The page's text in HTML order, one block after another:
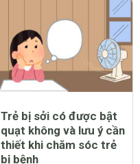
Trẻ bị sởi có được bật
quạt không và lưu ý cần
thiết khi chăm sóc trẻ
bị bệnh